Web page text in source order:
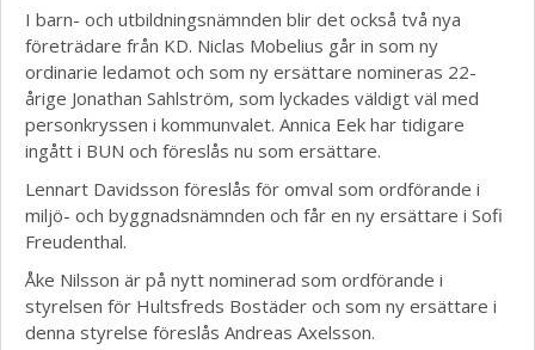
I barn- och utbildningsnämnden blir det också två nya
företrädare från KD. Niclas Mobelius går in som ny
ordinarie ledamot och som ny ersättare nomineras 22-
årige Jonathan Sahlström, som lyckades väldigt väl med
personkryssen i kommunvalet. Annica Eek har tidigare
ingått i BUN och föreslås nu som ersättare.
Lennart Davidsson föreslås för omval som ordförande i
miljö- och byggnadsnämnden och får en ny ersättare i Sofi
Freudenthal.
Åke Nilsson är på nytt nominerad som ordförande i
styrelsen för Hultsfreds Bostäder och som ny ersättare i
denna styrelse föreslås Andreas Axelsson.